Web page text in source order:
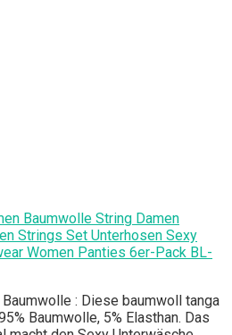
Baumwolle String Damen
Strings Set Unterhosen Sexy
Women Panties 6er-Pack BL-
: Diese baumwoll tanga
Baumwolle, 5% Elasthan. Das